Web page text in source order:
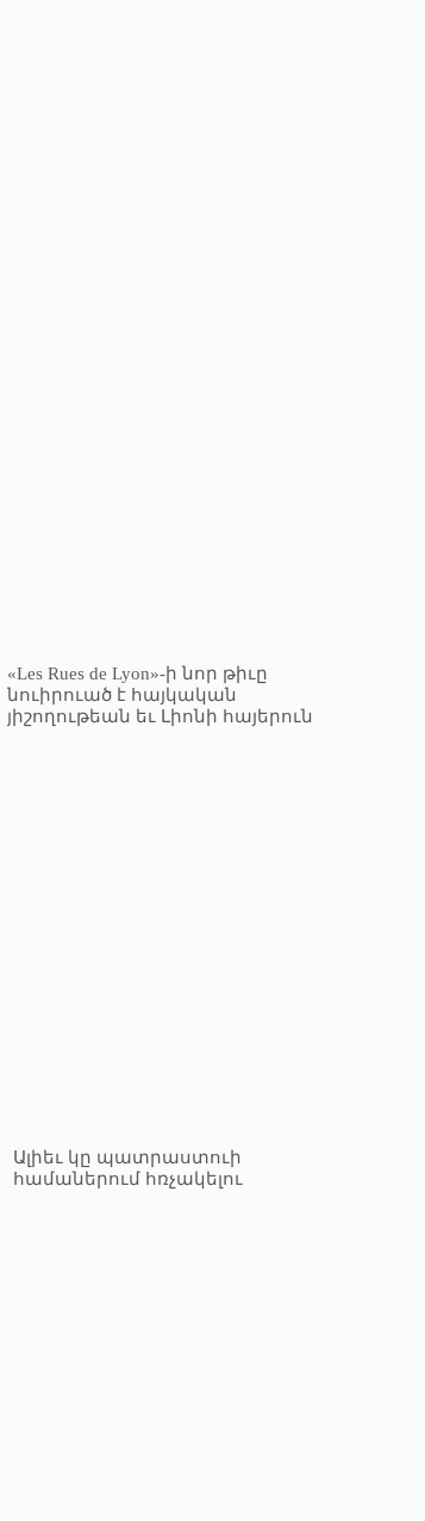
«Les Rues de Lyon»-ի նոր թիւը
նուիրուած է հայկական
յիշողութեան եւ Լիոնի հայերուն
Ալիեւ կը պատրաստուի
համաներում հռչակելու